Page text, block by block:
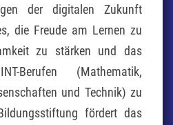
der digitalen Zukunft
die Freude am Lernen zu
zu stärken und das
Berufen (Mathematik,
und Technik) zu
fördert das